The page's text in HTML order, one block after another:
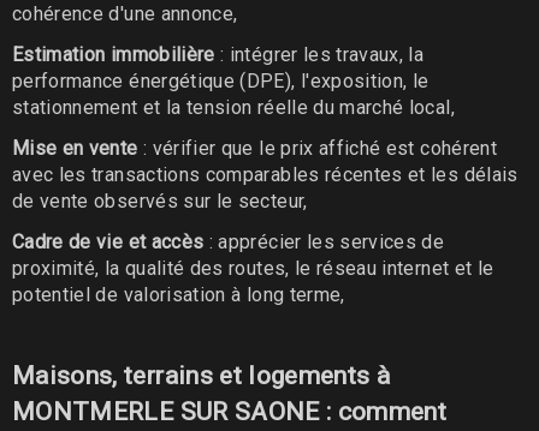
cohérence d'une annonce,
Estimation immobilière : intégrer les travaux, la
performance énergétique (DPE), l'exposition, le
stationnement et la tension réelle du marché local,
Mise en vente : vérifier que le prix affiché est cohérent
avec les transactions comparables récentes et les délais
de vente observés sur le secteur,
Cadre de vie et accès : apprécier les services de
proximité, la qualité des routes, le réseau internet et le
potentiel de valorisation à long terme,
Maisons, terrains et logements à
MONTMERLE SUR SAONE : comment